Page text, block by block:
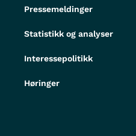
Pressemeldinger
Statistikk og analyser
Interessepolitikk
Høringer